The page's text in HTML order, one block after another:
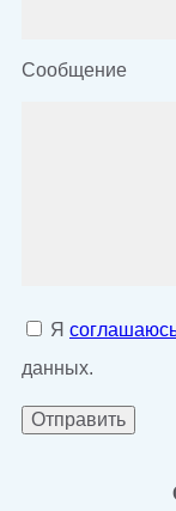
Сообщение
Я
данных.